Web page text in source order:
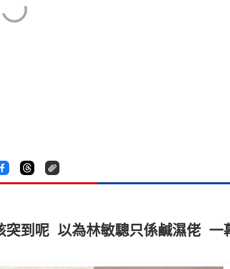
突到呢 以為林敏驄只係鹹濕佬 一